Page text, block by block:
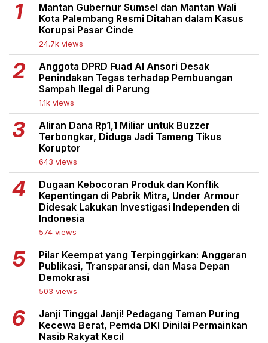
Mantan Gubernur Sumsel dan Mantan Wali
Kota Palembang Resmi Ditahan dalam Kasus
Korupsi Pasar Cinde
24.7k views
Anggota DPRD Fuad Al Ansori Desak
Penindakan Tegas terhadap Pembuangan
Sampah Ilegal di Parung
1.1k views
Aliran Dana Rp1,1 Miliar untuk Buzzer
Terbongkar, Diduga Jadi Tameng Tikus
Koruptor
643 views
Dugaan Kebocoran Produk dan Konflik
Kepentingan di Pabrik Mitra, Under Armour
Didesak Lakukan Investigasi Independen di
Indonesia
574 views
Pilar Keempat yang Terpinggirkan: Anggaran
Publikasi, Transparansi, dan Masa Depan
Demokrasi
503 views
Janji Tinggal Janji! Pedagang Taman Puring
Kecewa Berat, Pemda DKI Dinilai Permainkan
Nasib Rakyat Kecil